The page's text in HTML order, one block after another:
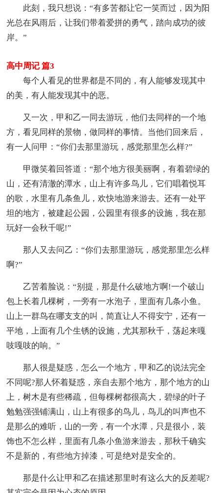
此刻，我只想说：“有多苦都让它一笑而过，因为阳
光总在风雨后，让我们带着爱拼的勇气，踏向成功的彼
岸。”
高中周记 篇3
每个人看见的世界都是不同的，有人能够发现其中
的美，有人能发现其中的恶。
又一次，甲和乙一同去游玩，他们去同样的一个地
方，看见同样的景物，做同样的事情。当他们回来后，
有一人问甲：“你们去那里游玩，感觉那里怎么样?”
甲微笑着回答道：“那个地方很美丽啊，有着碧绿的
山，还有清澈的潭水，山上有许多鸟儿，它们唱着悦耳
的歌，水里有几条鱼儿，欢快地游来游去。还有一处平
坦的地方，被建起公园，公园里有很多的设施，我在那
玩好一会秋千呢!”
那人又去问乙：“你们去那里游玩，感觉那里怎么样
啊?”
乙苦着脸说：“别提，那是什么破地方啊!一个破山
包上长着几棵树，一旁有一水泡子，里面有几条小鱼。
山上一群鸟在哪支支的叫，简直让人不得安宁，还有一
平地，上面有几个生锈的设施，尤其那秋千，荡起来嘎
吱嘎吱的响。”
那人很是疑惑，怎么一个地方，甲和乙的说法完全
不同呢?那人怀着疑惑，亲自去那个地方，那个地方的山
上，树木是有些稀疏，但每棵树都很高大，碧绿的叶子
勉勉强强铺满山，山上有很多的鸟儿，鸟儿的叫声也不
是那么的难听，山的一旁，有一个水潭，只是很小，装
饰也不怎么样，里面有几条小鱼游来游去，那秋千确实
不是新的，有些地方掉漆，可是绝对是安全的。
那是什么让甲和乙在描述那里时有这么大的反差呢?